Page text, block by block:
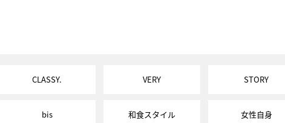
CLASSY. VERY STORY
bis 和食スタイル 女性自身